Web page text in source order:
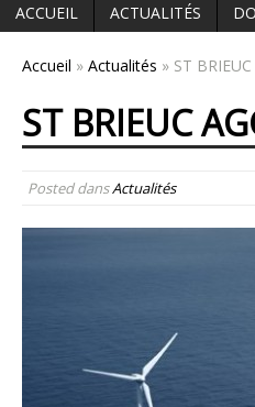
ACCUEIL ACTUALITÉS
Accueil » Actualités » ST
ST BRIEUC
Posted dansActualités